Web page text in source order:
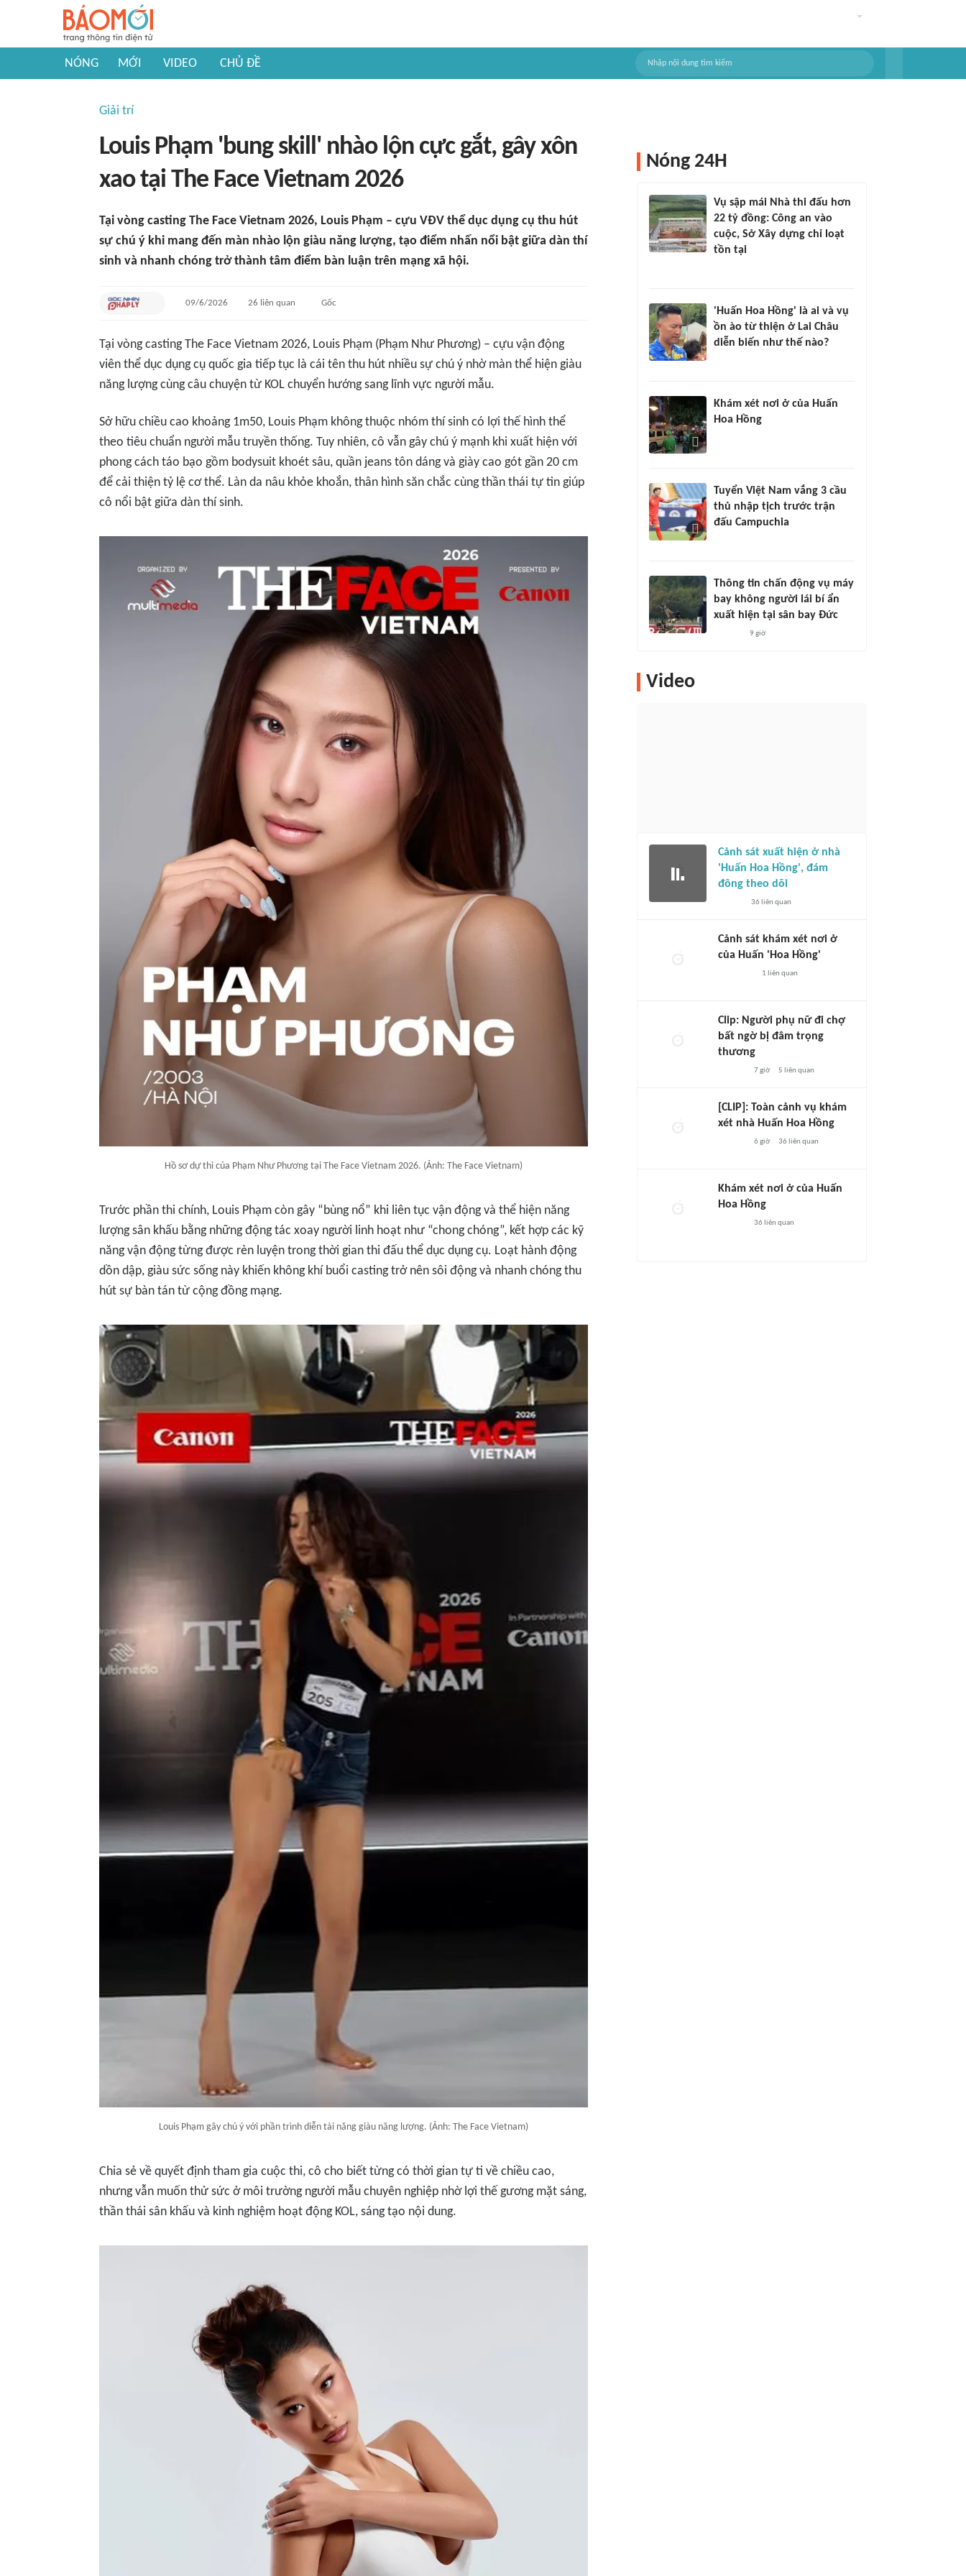
NÓNG MỚI VIDEO CHỦ ĐỀ
Giải trí
Louis Phạm 'bung skill' nhào lộn cực gắt, gây xôn
xao tại The Face Vietnam 2026
Tại vòng casting The Face Vietnam 2026, Louis Phạm – cựu VĐV thể dục dụng cụ thu hút
sự chú ý khi mang đến màn nhào lộn giàu năng lượng, tạo điểm nhấn nổi bật giữa dàn thí
sinh và nhanh chóng trở thành tâm điểm bàn luận trên mạng xã hội.
09/6/2026 26 liên quan Gốc
Tại vòng casting The Face Vietnam 2026, Louis Phạm (Phạm Như Phương) – cựu vận động
viên thể dục dụng cụ quốc gia tiếp tục là cái tên thu hút nhiều sự chú ý nhờ màn thể hiện giàu
năng lượng cùng câu chuyện từ KOL chuyển hướng sang lĩnh vực người mẫu.
Sở hữu chiều cao khoảng 1m50, Louis Phạm không thuộc nhóm thí sinh có lợi thế hình thể
theo tiêu chuẩn người mẫu truyền thống. Tuy nhiên, cô vẫn gây chú ý mạnh khi xuất hiện với
phong cách táo bạo gồm bodysuit khoét sâu, quần jeans tôn dáng và giày cao gót gần 20 cm
để cải thiện tỷ lệ cơ thể. Làn da nâu khỏe khoắn, thân hình săn chắc cùng thần thái tự tin giúp
cô nổi bật giữa dàn thí sinh.
Hồ sơ dự thi của Phạm Như Phương tại The Face Vietnam 2026. (Ảnh: The Face Vietnam)
Trước phần thi chính, Louis Phạm còn gây “bùng nổ” khi liên tục vận động và thể hiện năng
lượng sân khấu bằng những động tác xoay người linh hoạt như “chong chóng”, kết hợp các kỹ
năng vận động từng được rèn luyện trong thời gian thi đấu thể dục dụng cụ. Loạt hành động
dồn dập, giàu sức sống này khiến không khí buổi casting trở nên sôi động và nhanh chóng thu
hút sự bàn tán từ cộng đồng mạng.
Louis Phạm gây chú ý với phần trình diễn tài năng giàu năng lượng. (Ảnh: The Face Vietnam)
Chia sẻ về quyết định tham gia cuộc thi, cô cho biết từng có thời gian tự ti về chiều cao,
nhưng vẫn muốn thử sức ở môi trường người mẫu chuyên nghiệp nhờ lợi thế gương mặt sáng,
thần thái sân khấu và kinh nghiệm hoạt động KOL, sáng tạo nội dung.
Nóng 24H
Vụ sập mái Nhà thi đấu hơn
22 tỷ đồng: Công an vào
cuộc, Sở Xây dựng chỉ loạt
tồn tại
'Huấn Hoa Hồng' là ai và vụ
ồn ào từ thiện ở Lai Châu
diễn biến như thế nào?
Khám xét nơi ở của Huấn
Hoa Hồng
Tuyển Việt Nam vắng 3 cầu
thủ nhập tịch trước trận
đấu Campuchia
Thông tin chấn động vụ máy
bay không người lái bí ẩn
xuất hiện tại sân bay Đức
9 giờ
Video
Cảnh sát xuất hiện ở nhà
'Huấn Hoa Hồng', đám
đông theo dõi
36 liên quan
Cảnh sát khám xét nơi ở
của Huấn 'Hoa Hồng'
1 liên quan
Clip: Người phụ nữ đi chợ
bất ngờ bị đâm trọng
thương
7 giờ 5 liên quan
[CLIP]: Toàn cảnh vụ khám
xét nhà Huấn Hoa Hồng
6 giờ 36 liên quan
Khám xét nơi ở của Huấn
Hoa Hồng
36 liên quan